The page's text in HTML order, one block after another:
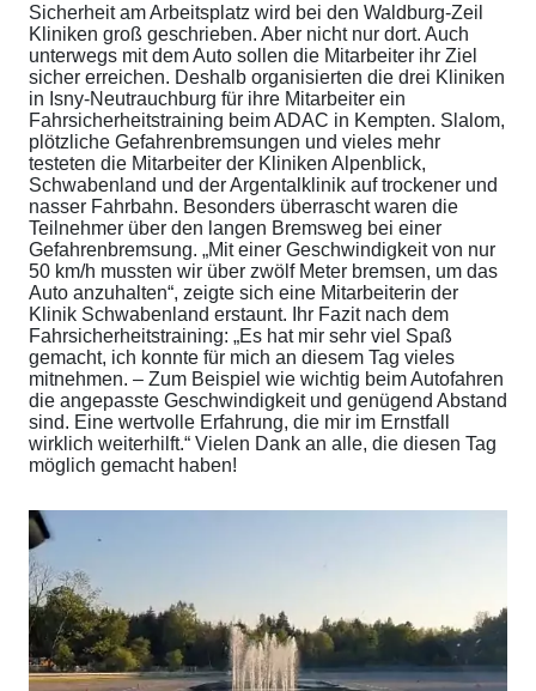
Sicherheit am Arbeitsplatz wird bei den Waldburg-Zeil
Kliniken groß geschrieben. Aber nicht nur dort. Auch
unterwegs mit dem Auto sollen die Mitarbeiter ihr Ziel
sicher erreichen. Deshalb organisierten die drei Kliniken
in Isny-Neutrauchburg für ihre Mitarbeiter ein
Fahrsicherheitstraining beim ADAC in Kempten. Slalom,
plötzliche Gefahrenbremsungen und vieles mehr
testeten die Mitarbeiter der Kliniken Alpenblick,
Schwabenland und der Argentalklinik auf trockener und
nasser Fahrbahn. Besonders überrascht waren die
Teilnehmer über den langen Bremsweg bei einer
Gefahrenbremsung. „Mit einer Geschwindigkeit von nur
50 km/h mussten wir über zwölf Meter bremsen, um das
Auto anzuhalten“, zeigte sich eine Mitarbeiterin der
Klinik Schwabenland erstaunt. Ihr Fazit nach dem
Fahrsicherheitstraining: „Es hat mir sehr viel Spaß
gemacht, ich konnte für mich an diesem Tag vieles
mitnehmen. – Zum Beispiel wie wichtig beim Autofahren
die angepasste Geschwindigkeit und genügend Abstand
sind. Eine wertvolle Erfahrung, die mir im Ernstfall
wirklich weiterhilft.“ Vielen Dank an alle, die diesen Tag
möglich gemacht haben!